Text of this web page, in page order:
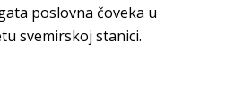
poslovna čoveka u
svemirskoj stanici.